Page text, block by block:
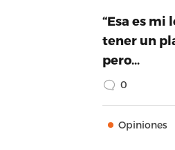
“Esa es mi
tener un
pero…
0
Opiniones